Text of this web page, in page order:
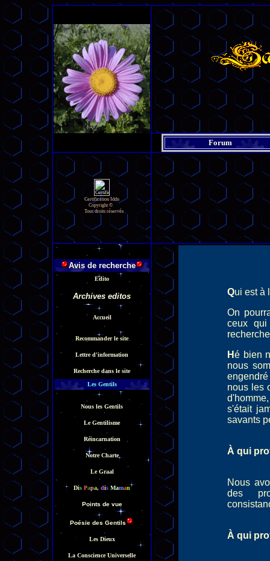
Forum
Certification Iddn
Copyright ©
Tous droits réservés
Avis de recherche
Edito
Archives editos
Accueil
Recommander le site
Lettre d'information
Recherche dans le site
Les Gentils
Nous les Gentils
Le Gentilisme
Réincarnation
Notre Charte
Le Graal
Dis Papa, dis Maman
Points de vue
Poésie des Gentils
Les Dieux
La Conscience Universelle
Qui est à
On
ceux qui
Hé bien
nous
nous les
s'était
savants
À qui
Nous
des
À qui